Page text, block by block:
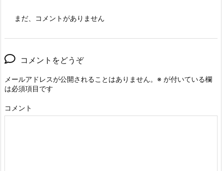
まだ、コメントがありません
コメントをどうぞ
メールアドレスが公開されることはありません。 ※ が付いている欄
は必須項目です
コメント